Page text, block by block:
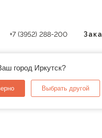
город Иркутск?
Выбрать другой
+7 (3952) 288-200